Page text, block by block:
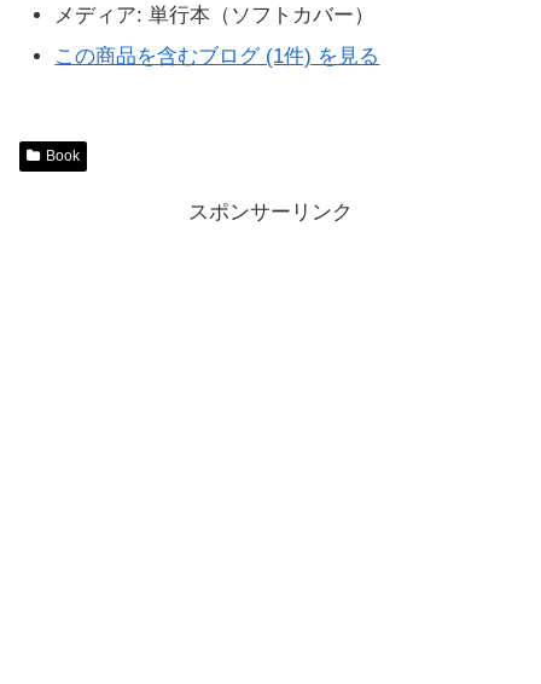
メディア: 単行本（ソフトカバー）
この商品を含むブログ (1件) を見る
Book
スポンサーリンク